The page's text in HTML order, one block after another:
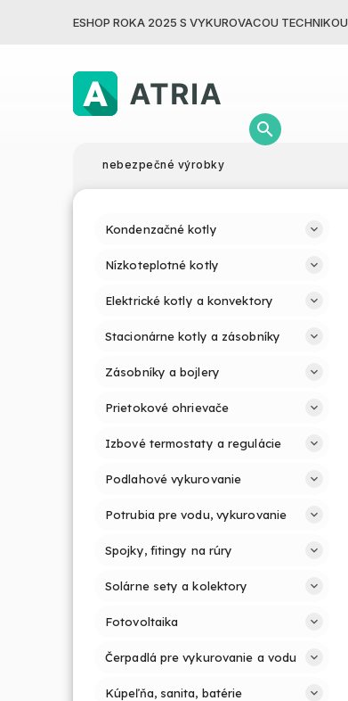
ESHOP ROKA 2025 S VYKUROVACOU TECHNIKOU
nebezpečné výrobky
Kondenzačné kotly
Nízkoteplotné kotly
Elektrické kotly a konvektory
Stacionárne kotly a zásobníky
Zásobníky a bojlery
Prietokové ohrievače
Izbové termostaty a regulácie
Podlahové vykurovanie
Potrubia pre vodu, vykurovanie
Spojky, fitingy na rúry
Solárne sety a kolektory
Fotovoltaika
Čerpadlá pre vykurovanie a vodu
Kúpeľňa, sanita, batérie